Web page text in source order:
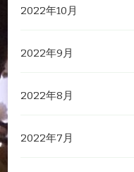
2022年10月
2022年9月
2022年8月
2022年7月